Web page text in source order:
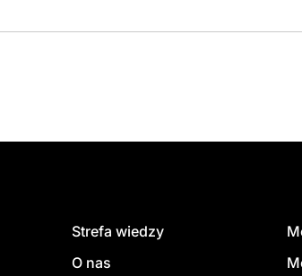
Strefa wiedzy
O nas